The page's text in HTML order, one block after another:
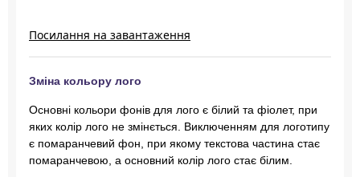
Посилання на завантаження
Зміна кольору лого
Основні кольори фонів для лого є білий та фіолет, при
яких колір лого не змінється. Виключенням для логотипу
є помаранчевий фон, при якому текстова частина стає
помаранчевою, а основний колір лого стає білим.